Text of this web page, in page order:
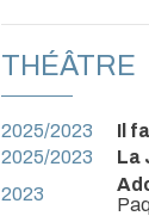
THÉÂTRE
2025/2023 Il
2025/2023
La
2023